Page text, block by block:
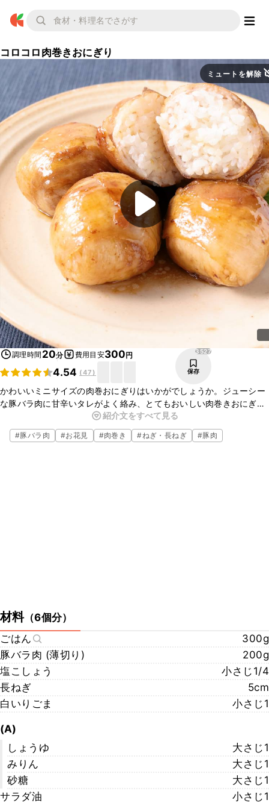
コロコロ肉巻きおにぎり
ミュートを解除
調理時間 20分 費用目安300円
4.54 (47)
3527
保存
かわいいミニサイズの肉巻おにぎりはいかがでしょうか。ジューシー
な豚バラ肉に甘辛いタレがよく絡み、とてもおいしい肉巻きおにぎり
ですよ。ミニサイズなので、ひとくちでパクッと食べられるのもポイ
ントです。ぜひお試しくださいね。
紹介文をすべて見る
#豚バラ肉 #お花見 #肉巻き #ねぎ・長ねぎ #豚肉
材料（6個分）
ごはん
300g
豚バラ肉 (薄切り)
200g
塩こしょう
小さじ1/4
長ねぎ
5cm
白いりごま
小さじ1
(A)
しょうゆ
大さじ1
みりん
大さじ1
砂糖
大さじ1
サラダ油
小さじ1